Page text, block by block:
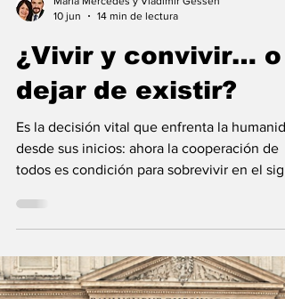
María Mercedes y Vladimir Gessen
10 jun
14 min de lectura
¿Vivir y convivir… o
Es la decisión vital que enfrenta la